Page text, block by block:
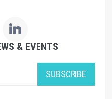
& EVENTS
SUBSCRIBE